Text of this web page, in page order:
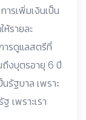
ารเพิ่มเงินเป็น
รายละ
ารดูแลสตรีที่
ถึงบุตรอายุ 6 ปี
รัฐบาล เพราะ
เพราะเรา